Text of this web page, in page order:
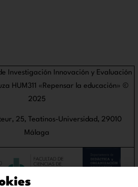
Investigación Innovación y Evaluación
HUM311 «Repensar la educación» ©
2025
25, Teatinos-Universidad, 29010
Málaga